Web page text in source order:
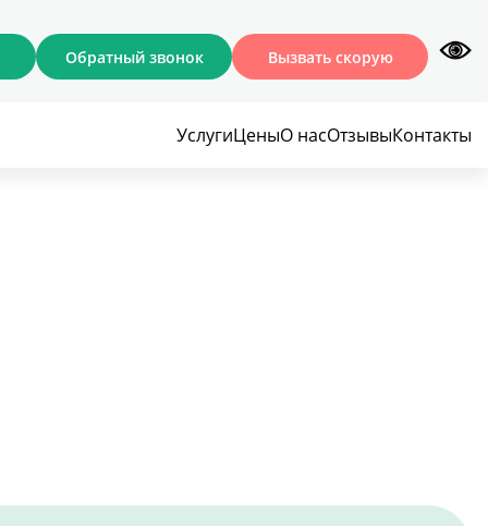
Обратный звонок Вызвать скорую
УслугиЦеныО насОтзывыКонтакты